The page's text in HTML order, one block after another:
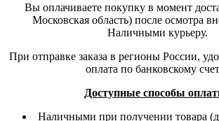
Вы оплачиваете покупку в момент
Московская область) после осмотра
Наличными курьеру.
При отправке заказа в регионы России,
оплата по банковскому
Доступные способы
Наличными при получении товара